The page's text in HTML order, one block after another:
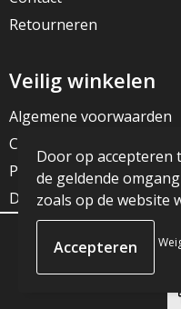
Retourneren
Veilig winkelen
Algemene voorwaarden
Cookieverklaring
Privacyverklaring
Disclaimer
©
Door op accepteren
de geldende
zoals op de website